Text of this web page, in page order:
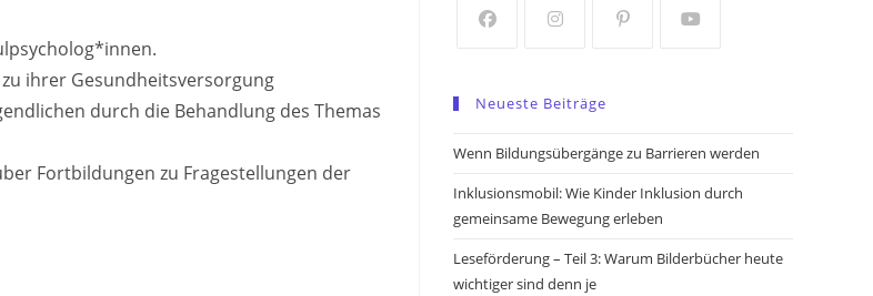
ihrer Gesundheitsversorgung
durch die Behandlung des Themas
Fortbildungen zu Fragestellungen der
tab
a
new
a
new
new
Neueste Beiträge
Wenn Bildungsübergänge zu Barrieren werden
Inklusionsmobil: Wie Kinder Inklusion durch
gemeinsame Bewegung erleben
Leseförderung – Teil 3: Warum Bilderbücher heute
wichtiger sind denn je